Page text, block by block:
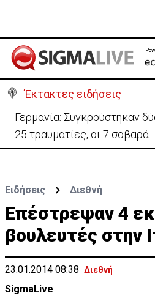
Έκτακτες ειδήσεις
Γερμανία: Συγκρούστηκαν
25 τραυματίες, οι 7 σοβαρά
Ειδήσεις Διεθνή
Επέστρεψαν 4
βουλευτές στην
23.01.2014 08:38 Διεθνή
SigmaLive